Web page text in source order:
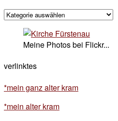
kategorisches
Meine Photos bei Flickr...
verlinktes
*mein ganz alter kram
*mein alter kram